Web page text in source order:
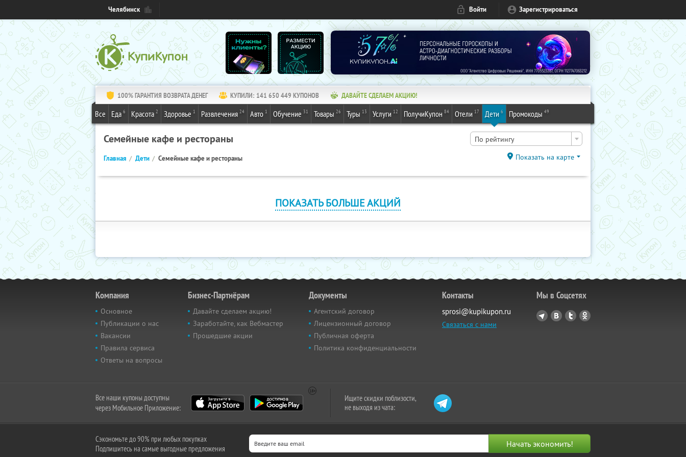
Челябинск Войти Зарегистрироваться
100% ГАРАНТИЯ ВОЗВРАТА ДЕНЕГ КУПИЛИ: 141 650 449 КУПОНОВ ДАВАЙТЕ СДЕЛАЕМ АКЦИЮ!
Все Еда 6 Красота 2 Здоровье 1 Развлечения 24 Авто 1 Обучение 31 Товары 26 Туры 13 Услуги 12 ПолучиКупон 84 Отели 17 Дети 6 Промокоды 49
Семейные кафе и рестораны По рейтингу
Главная Дети Семейные кафе и рестораны Показать на карте
ПОКАЗАТЬ БОЛЬШЕ АКЦИЙ
Компания
Основное
Публикации о нас
Вакансии
Правила сервиса
Ответы на вопросы
Бизнес-Партнёрам
Давайте сделаем акцию!
Заработайте, как Вебмастер
Прошедшие акции
Документы
Агентский договор
Лицензионный договор
Публичная оферта
Политика конфиденциальности
Контакты
sprosi@kupikupon.ru
Связаться с нами
Мы в Соцсетях
Все наши купоны доступны
через Мобильное Приложение:
Ищите скидки поблизости,
не выходя из чата:
Сэкономьте до 90% при любых покупках
Подпишитесь на самые выгодные предложения